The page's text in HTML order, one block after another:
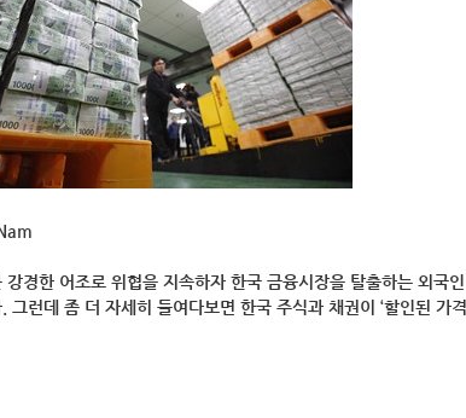
강경한 어조로 위협을 지속하자 한국 금융시장을 탈출하는 외국
그런데 좀 더 자세히 들여다보면 한국 주식과 채권이 ‘할인된 가